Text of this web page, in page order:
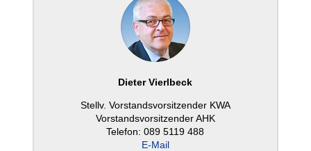
Dieter Vier­l­beck
Stellv. Vor­stands­vor­sit­zen­der KWA
Vor­stands­vor­sit­zen­der AHK
Telefon: 089 5119 488
E‑Mail